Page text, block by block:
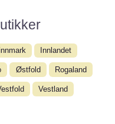
Innlandet
Østfold Rogaland
Vestland